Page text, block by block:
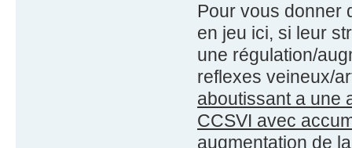
Pour vous donner
en jeu ici, si leur
une régulation/
reflexes veineux/
aboutissant a une
CCSVI avec
augmentation de